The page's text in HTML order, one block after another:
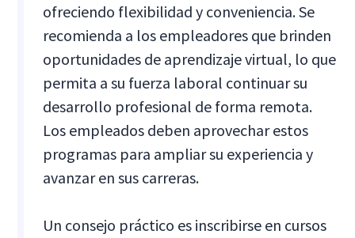
ofreciendo flexibilidad y conveniencia. Se
recomienda a los empleadores que brinden
oportunidades de aprendizaje virtual, lo que
permita a su fuerza laboral continuar su
desarrollo profesional de forma remota.
Los empleados deben aprovechar estos
programas para ampliar su experiencia y
avanzar en sus carreras.
Un consejo práctico es inscribirse en cursos